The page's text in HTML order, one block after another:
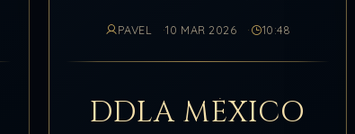
PAVEL 10 MAR 2026 10:48
DDLA MÉXICO